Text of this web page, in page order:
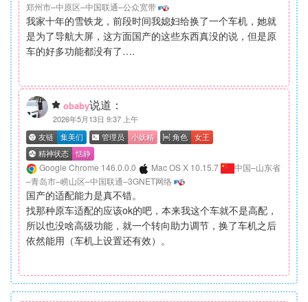
郑州市–中原区–中国联通–公众宽带
我家十年的雪铁龙，前段时间我媳妇给换了一个车机，她就
是为了导航大屏，这方面国产的这些东西真没的说，但是原
车的好多功能都没有了….
obaby说道：
2026年5月13日 9:37 上午
Google Chrome 146.0.0.0 Mac OS X 10.15.7
中国–山东省
–青岛市–崂山区–中国联通–3GNET网络
国产的适配能力是真不错。
找那种原车适配的应该ok的吧，本来我这个车就不是高配，
所以也没啥高级功能，就一个转向助力调节，换了车机之后
依然能用（车机上设置还有效）。